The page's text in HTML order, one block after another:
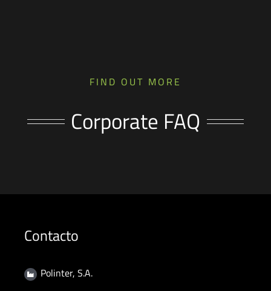
FIND OUT MORE
Corporate FAQ
Contacto
Polinter, S.A.